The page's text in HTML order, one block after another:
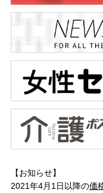
【お知らせ】
2021年4月1日以降の価